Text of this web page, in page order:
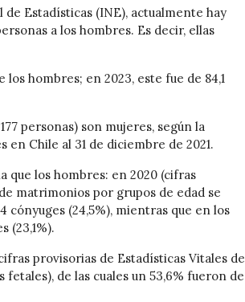
Estadísticas (INE), actualmente hay
a los hombres. Es decir, ellas
hombres; en 2023, este fue de 84,1
personas) son mujeres, según la
Chile al 31 de diciembre de 2021.
que los hombres: en 2020 (cifras
matrimonios por grupos de edad se
cónyuges (24,5%), mientras que en los
(23,1%).
provisorias de Estadísticas Vitales de
fetales), de las cuales un 53,6% fueron de